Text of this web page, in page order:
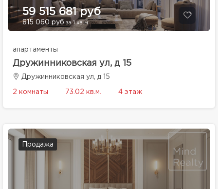
59 515 681 руб
815 060 руб за 1 кв.м.
апартаменты
Дружинниковская ул, д 15
Дружинниковская ул, д 15
2 комнаты 73.02 кв.м. 4 этаж
Продажа